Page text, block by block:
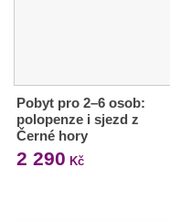
Pobyt pro 2–6 osob:
polopenze i sjezd z
Černé hory
2 290 Kč